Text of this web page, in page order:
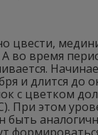
цвести,
А во время
и длится до
с цветком
При этом